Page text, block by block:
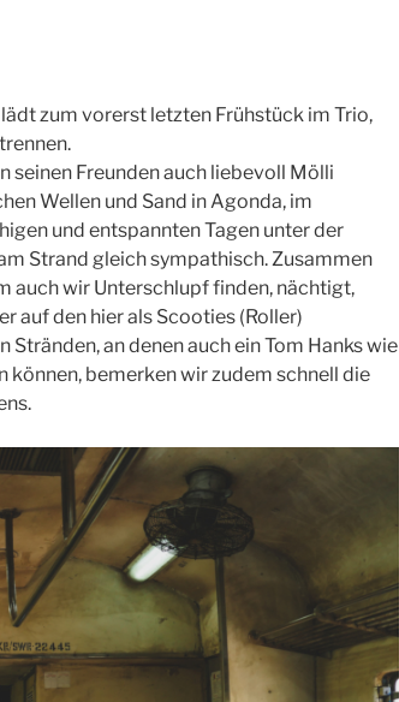
zum vorerst letzten Frühstück im Trio,
seinen Freunden auch liebevoll Mölli
Wellen und Sand in Agonda, im
und entspannten Tagen unter der
Strand gleich sympathisch. Zusammen
auch wir Unterschlupf finden, nächtigt,
auf den hier als Scooties (Roller)
an denen auch ein Tom Hanks wie
können, bemerken wir zudem schnell die